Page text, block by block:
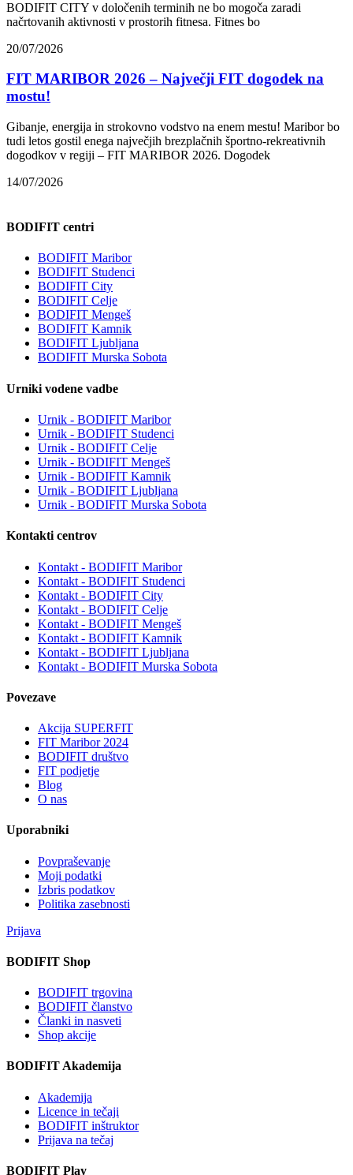
BODIFIT CITY v določenih terminih ne bo mogoča zaradi
načrtovanih aktivnosti v prostorih fitnesa. Fitnes bo
20/07/2026
FIT MARIBOR 2026 – Največji FIT dogodek na
mostu!
Gibanje, energija in strokovno vodstvo na enem mestu! Maribor bo
tudi letos gostil enega največjih brezplačnih športno-rekreativnih
dogodkov v regiji – FIT MARIBOR 2026. Dogodek
14/07/2026
BODIFIT centri
BODIFIT Maribor
BODIFIT Studenci
BODIFIT City
BODIFIT Celje
BODIFIT Mengeš
BODIFIT Kamnik
BODIFIT Ljubljana
BODIFIT Murska Sobota
Urniki vodene vadbe
Urnik - BODIFIT Maribor
Urnik - BODIFIT Studenci
Urnik - BODIFIT Celje
Urnik - BODIFIT Mengeš
Urnik - BODIFIT Kamnik
Urnik - BODIFIT Ljubljana
Urnik - BODIFIT Murska Sobota
Kontakti centrov
Kontakt - BODIFIT Maribor
Kontakt - BODIFIT Studenci
Kontakt - BODIFIT City
Kontakt - BODIFIT Celje
Kontakt - BODIFIT Mengeš
Kontakt - BODIFIT Kamnik
Kontakt - BODIFIT Ljubljana
Kontakt - BODIFIT Murska Sobota
Povezave
Akcija SUPERFIT
FIT Maribor 2024
BODIFIT društvo
FIT podjetje
Blog
O nas
Uporabniki
Povpraševanje
Moji podatki
Izbris podatkov
Politika zasebnosti
Prijava
BODIFIT Shop
BODIFIT trgovina
BODIFIT članstvo
Članki in nasveti
Shop akcije
BODIFIT Akademija
Akademija
Licence in tečaji
BODIFIT inštruktor
Prijava na tečaj
BODIFIT Play